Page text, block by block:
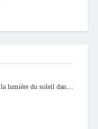
Comment utiliser des miroirs pour augmenter la lumière du soleil dans votre maison